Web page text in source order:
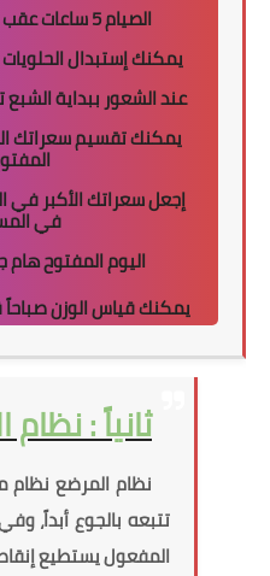
الصيام 5 ساعات عقب كل وجبة مفتوحة
يمكنك إستبدال
عند الشعور ببداية
يمكنك تقسيم سعراتك
إجعل سعراتك الأكبر في
في
اليوم المفتوح
يمكنك قياس الوزن
ثانياً :
نظام المرضع نظام
تتبعه بالجوع أبداً،
المفعول يستطيع